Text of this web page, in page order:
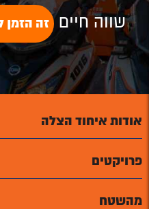
שווה חיים זה הזמן
אודות איחוד הצלה
פרויקטים
מהשטח